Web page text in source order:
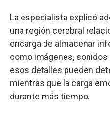
La especialista explicó
una región cerebral
encarga de almacenar
como imágenes, sonidos
esos detalles pueden
mientras que la carga
durante más tiempo.